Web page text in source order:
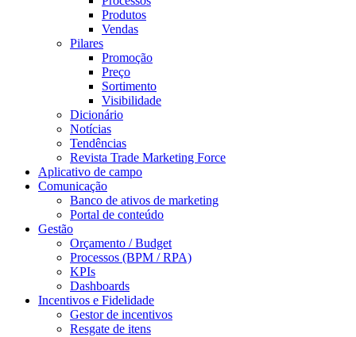
Produtos
Vendas
Pilares
Promoção
Preço
Sortimento
Visibilidade
Dicionário
Notícias
Tendências
Revista Trade Marketing Force
Aplicativo de campo
Comunicação
Banco de ativos de marketing
Portal de conteúdo
Gestão
Orçamento / Budget
Processos (BPM / RPA)
KPIs
Dashboards
Incentivos e Fidelidade
Gestor de incentivos
Resgate de itens